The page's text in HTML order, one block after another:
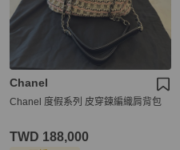
Chanel
Chanel 度假系列 皮穿鍊編織肩背包
TWD 188,000